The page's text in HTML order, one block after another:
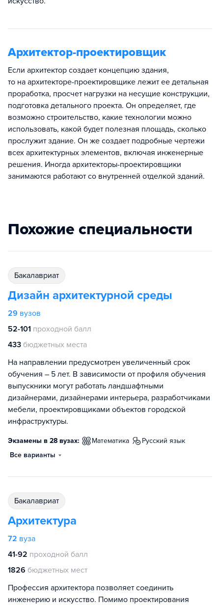
Архитектор-проектировщик
Если архитектор создает концепцию здания,
то на архитекторе-проектировщике лежит ее детальная
проработка, просчет нагрузки на несущие конструкции,
подготовка детального проекта. Он определяет, где
возможно строительство, какие технологии можно
использовать, какой будет полезная площадь, сколько
прослужит здание. Он же создает подробные чертежи
всех архитектурных элементов, включая инженерные
решения. Иногда архитекторы-проектировщики
занимаются работают со внутренней отделкой зданий.
Похожие специальности
бакалавриат
Дизайн архитектурной среды
29 вузов
52-101 проходной балл
433 бюджетных места
На направлении предусмотрен увеличенный срок
обучения – 5 лет. В зависимости от профиля обучения
выпускники могут работать ландшафтными
дизайнерами, дизайнерами интерьера, разработчиками
мебели, проектировщиками объектов городской
инфраструктуры.
Экзамены в 28 вузах: математика
русский язык
Все варианты
бакалавриат
Архитектура
72 вуза
41-92 проходной балл
1826 бюджетных мест
Профессия архитектора позволяет соединить
инженерию и искусство. Помимо проектирования